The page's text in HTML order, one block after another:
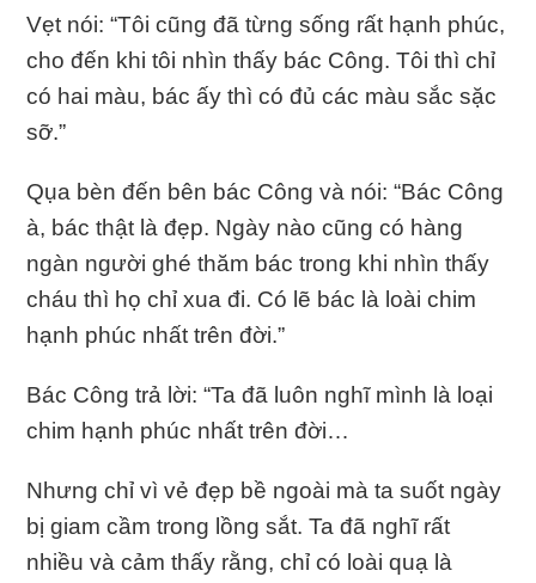
Vẹt nói: “Tôi cũng đã từng sống rất hạnh phúc,
cho đến khi tôi nhìn thấy bác Công. Tôi thì chỉ
có hai màu, bác ấy thì có đủ các màu sắc sặc
sỡ.”
Qụa bèn đến bên bác Công và nói: “Bác Công
à, bác thật là đẹp. Ngày nào cũng có hàng
ngàn người ghé thăm bác trong khi nhìn thấy
cháu thì họ chỉ xua đi. Có lẽ bác là loài chim
hạnh phúc nhất trên đời.”
Bác Công trả lời: “Ta đã luôn nghĩ mình là loại
chim hạnh phúc nhất trên đời…
Nhưng chỉ vì vẻ đẹp bề ngoài mà ta suốt ngày
bị giam cầm trong lồng sắt. Ta đã nghĩ rất
nhiều và cảm thấy rằng, chỉ có loài quạ là